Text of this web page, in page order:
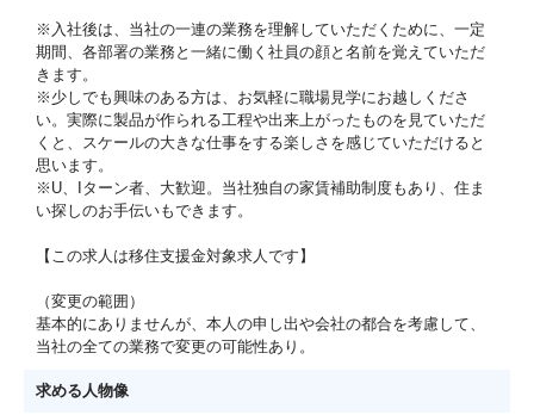
※入社後は、当社の一連の業務を理解していただくために、一定
期間、各部署の業務と一緒に働く社員の顔と名前を覚えていただ
きます。
※少しでも興味のある方は、お気軽に職場見学にお越しくださ
い。実際に製品が作られる工程や出来上がったものを見ていただ
くと、スケールの大きな仕事をする楽しさを感じていただけると
思います。
※U、Iターン者、大歓迎。当社独自の家賃補助制度もあり、住ま
い探しのお手伝いもできます。
【この求人は移住支援金対象求人です】
（変更の範囲）
基本的にありませんが、本人の申し出や会社の都合を考慮して、
当社の全ての業務で変更の可能性あり。
求める人物像